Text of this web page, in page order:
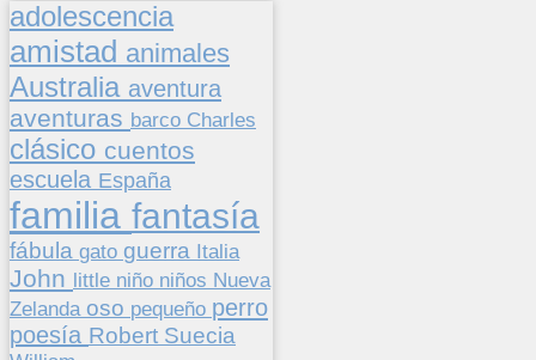
adolescencia
amistad animales
Australia aventura
aventuras barco Charles
clásico cuentos
escuela España
familia fantasía
fábula gato guerra Italia
John little niño niños Nueva
Zelanda oso pequeño perro
poesía Robert Suecia